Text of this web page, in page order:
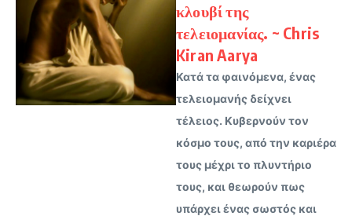
κλουβί της
τελειομανίας. ~ Chris
Kiran Aarya
Κατά τα φαινόμενα, ένας
τελειομανής δείχνει
τέλειος. Κυβερνούν τον
κόσμο τους, από την καριέρα
τους μέχρι το πλυντήριο
τους, και θεωρούν πως
υπάρχει ένας σωστός και